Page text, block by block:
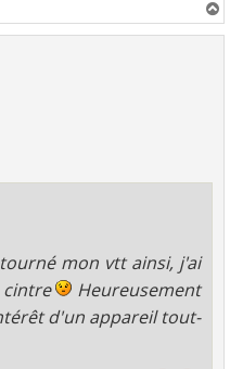
a
mon vtt ainsi, j'ai
cintre
Heureusement
d'un appareil tout-